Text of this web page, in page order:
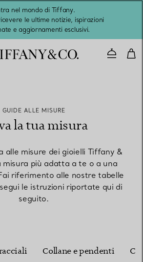
nel mondo di Tiffany.
le ultime notizie, ispirazioni
e aggiornamenti esclusivi.
GUIDE ALLE MISURE
la tua misura
alle misure dei gioielli Tiffany &
misura più adatta a te o a una
riferimento alle nostre tabelle
le istruzioni riportate qui di
seguito.
Collane e pendenti